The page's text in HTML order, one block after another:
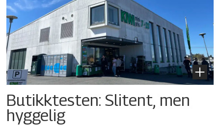
Butikktesten: Slitent, men
hyggelig